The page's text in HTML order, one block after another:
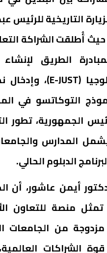
التاريخية
أُطلقت الشراكة
الطريق لإنشاء
(
E-JUST)، وإدخال
التوكاتسو في
الجمهورية، تطور
المدارس
الدبلوم الحالي.
أيمن عاشور، أن
تمثل منصة للتعاون
من الجامعات
الشراكات